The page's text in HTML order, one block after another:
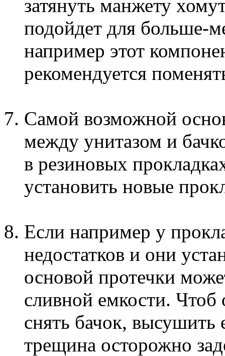
затянуть манжету
подойдет для больше-
например этот
рекомендуется
Самой возможной
между унитазом и
в резиновых
установить новые
Если например у
недостатков и они
основой протечки
сливной емкости. Чтоб
снять бачок, высушить
трещина осторожно